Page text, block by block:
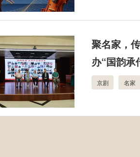
聚名家，
办“国韵承
京剧 名家